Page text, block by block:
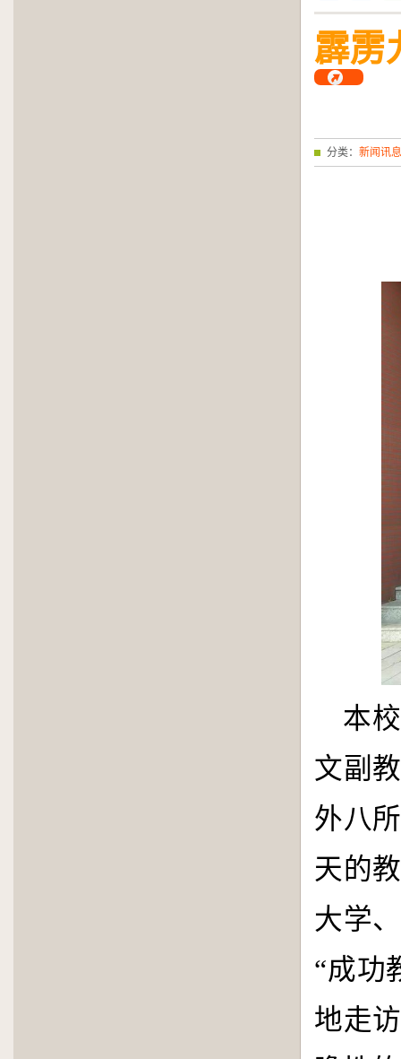
Facebook
Twitter
霹雳
分类： 新闻讯息
本
文副
外八
天的
大学
“成功
地走